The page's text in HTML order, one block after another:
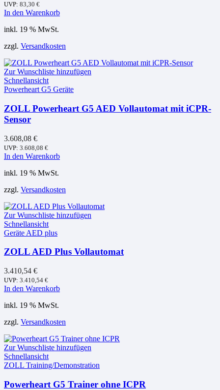
UVP: 83,30 €
In den Warenkorb
inkl. 19 % MwSt.
zzgl. Versandkosten
Zur Wunschliste hinzufügen
Schnellansicht
Powerheart G5 Geräte
ZOLL Powerheart G5 AED Vollautomat mit iCPR-
Sensor
3.608,08 €
UVP: 3.608,08 €
In den Warenkorb
inkl. 19 % MwSt.
zzgl. Versandkosten
Zur Wunschliste hinzufügen
Schnellansicht
Geräte AED plus
ZOLL AED Plus Vollautomat
3.410,54 €
UVP: 3.410,54 €
In den Warenkorb
inkl. 19 % MwSt.
zzgl. Versandkosten
Zur Wunschliste hinzufügen
Schnellansicht
ZOLL Training/Demonstration
Powerheart G5 Trainer ohne ICPR